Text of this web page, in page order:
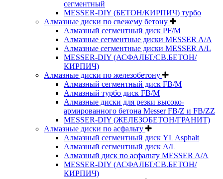
сегментный
MESSER-DIY (БЕТОН/КИРПИЧ) турбо
Алмазные диски по свежему бетону
Алмазный сегментный диск PF/M
Алмазные сегментные диски MESSER A/A
Алмазные сегментные диски MESSER A/L
MESSER-DIY (АСФАЛЬТ/СВ.БЕТОН/
КИРПИЧ)
Алмазные диски по железобетону
Алмазный сегментный диск FB/M
Алмазный турбо диск FB/M
Алмазные диски для резки высоко-
армированного бетона Messer FB/Z и FB/ZZ
MESSER-DIY (ЖЕЛЕЗОБЕТОН/ГРАНИТ)
Алмазные диски по асфальту
Алмазный сегментный диск YL Asphalt
Алмазный сегментный диск A/L
Алмазный диск по асфальту MESSER A/A
MESSER-DIY (АСФАЛЬТ/СВ.БЕТОН/
КИРПИЧ)